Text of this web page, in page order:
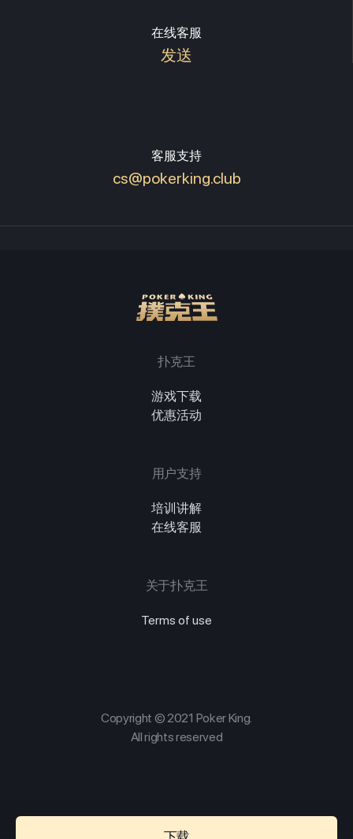
在线客服
发送
客服支持
cs@pokerking.club
扑克王
游戏下载
优惠活动
用户支持
培训讲解
在线客服
关于扑克王
Terms of use
Copyright © 2021 Poker King.
All rights reserved